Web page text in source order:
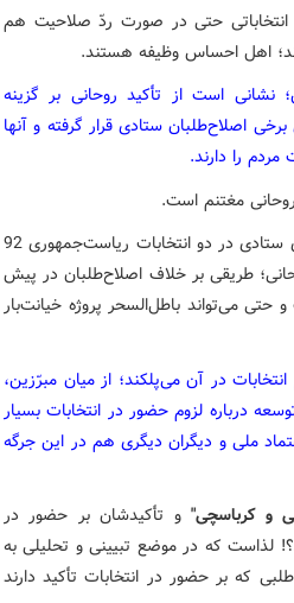
انتخاباتی حتی در صورت ردّ صلاحیت هم
اهل احساس وظیفه هستند.
است از تأکید روحانی بر گزینه
اصلاح‌طلبان ستادی قرار گرفته و آنها
را دارند.
مغتنم است.
او چهره مطلوب اصلاح‌طلبان و کسی است که چپ‌های ستادی در دو انتخابات ریاست‌جمهوری 92
طریقی بر خلاف اصلاح‌طلبان در پیش
می‌تواند باطل‌السحر پروژه خیانت‌بار
در آن می‌پلکند؛ از میان مبرّزین،
و حزب اعتدال و توسعه درباره لزوم حضور در انتخابات بسیار
ملی و دیگران دیگری هم در این جرگه
و تأکیدشان بر حضور در
لذاست که در موضع تبیینی و تحلیلی به
3 تن و احزاب اصلاح‌طلبی که بر حضور در انتخابات تأکید دارند